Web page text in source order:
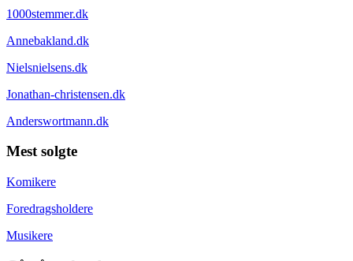
1000stemmer.dk
Annebakland.dk
Nielsnielsens.dk
Jonathan-christensen.dk
Anderswortmann.dk
Mest solgte
Komikere
Foredragsholdere
Musikere